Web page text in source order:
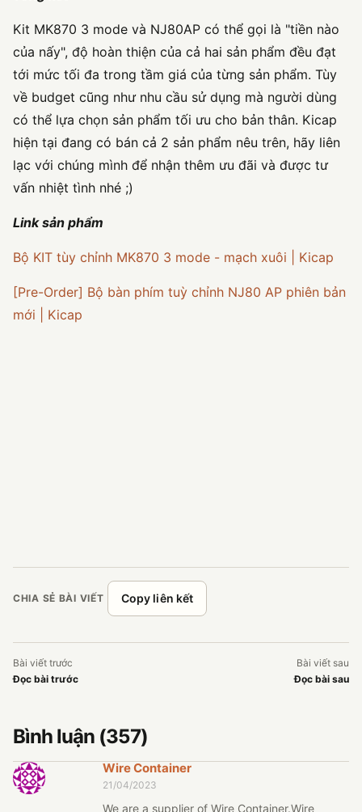
Kit MK870 3 mode và NJ80AP có thể gọi là "tiền nào
của nấy", độ hoàn thiện của cả hai sản phẩm đều đạt
tới mức tối đa trong tầm giá của từng sản phẩm. Tùy
về budget cũng như nhu cầu sử dụng mà người dùng
có thể lựa chọn sản phẩm tối ưu cho bản thân. Kicap
hiện tại đang có bán cả 2 sản phẩm nêu trên, hãy liên
lạc với chúng mình để nhận thêm ưu đãi và được tư
vấn nhiệt tình nhé ;)
Link sản phẩm
Bộ KIT tùy chỉnh MK870 3 mode - mạch xuôi | Kicap
[Pre-Order] Bộ bàn phím tuỳ chỉnh NJ80 AP phiên bản
mới | Kicap
CHIA SẺ BÀI VIẾT Copy liên kết
Bài viết trước
Đọc bài trước
Bài viết sau
Đọc bài sau
Bình luận (357)
Wire Container
21/04/2023
We are a supplier of Wire Container.Wire